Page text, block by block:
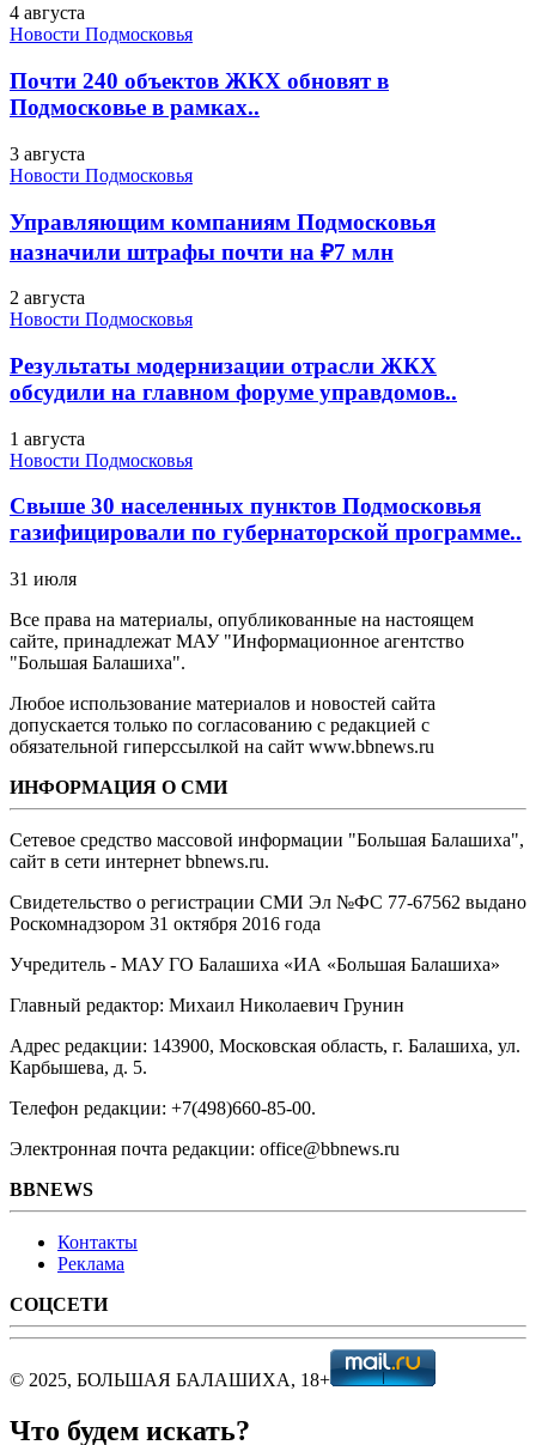
4 августа
Новости Подмосковья
Почти 240 объектов ЖКХ обновят в
Подмосковье в рамках..
3 августа
Новости Подмосковья
Управляющим компаниям Подмосковья
назначили штрафы почти на ₽7 млн
2 августа
Новости Подмосковья
Результаты модернизации отрасли ЖКХ
обсудили на главном форуме управдомов..
1 августа
Новости Подмосковья
Свыше 30 населенных пунктов Подмосковья
газифицировали по губернаторской программе..
31 июля
Все права на материалы, опубликованные на настоящем
сайте, принадлежат МАУ "Информационное агентство
"Большая Балашиха".
Любое использование материалов и новостей сайта
допускается только по согласованию с редакцией с
обязательной гиперссылкой на сайт www.bbnews.ru
ИНФОРМАЦИЯ О СМИ
Сетевое средство массовой информации "Большая Балашиха",
сайт в сети интернет bbnews.ru.
Свидетельство о регистрации СМИ Эл №ФС ‎77-67562 выдано
Роскомнадзором 31 октября 2016 года
Учредитель - МАУ ГО Балашиха «ИА «Большая Балашиха»
Главный редактор: Михаил Николаевич Грунин
Адрес редакции: 143900, Московская область, г. Балашиха, ул.
Карбышева, д. 5.
Телефон редакции: +7(498)660-85-00.
Электронная почта редакции: office@bbnews.ru
BBNEWS
Контакты
Реклама
СОЦСЕТИ
© 2025, БОЛЬШАЯ БАЛАШИХА, 18+
Что будем искать?